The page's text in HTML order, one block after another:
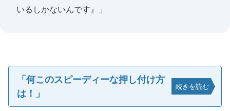
いるしかないんです』」
「何このスピーディーな押し付け方
は！」
続きを読む